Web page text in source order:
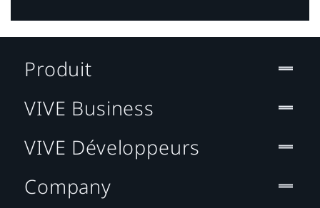
Produit
VIVE Business
VIVE Développeurs
Company